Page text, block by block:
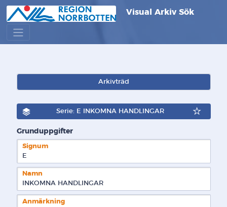
Visual Arkiv Sök
Arkivträd
Serie: E INKOMNA HANDLINGAR
Grunduppgifter
Signum
Namn
INKOMNA HANDLINGAR
Anmärkning